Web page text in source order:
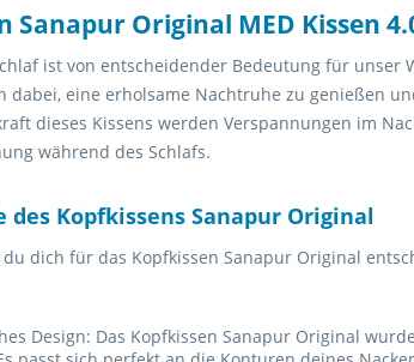
Sanapur Original MED Kissen
ist von entscheidender Bedeutung für
dabei, eine erholsame Nachtruhe zu genießen
dieses Kissens werden Verspannungen im
während des Schlafs.
des Kopfkissens Sanapur Original
dich für das Kopfkissen Sanapur Original
Design: Das Kopfkissen Sanapur Original